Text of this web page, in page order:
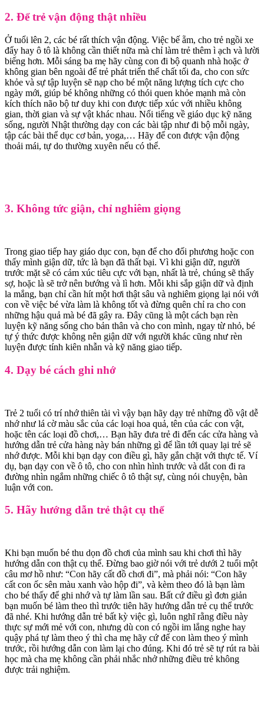
2. Để trẻ vận động thật nhiều
Ở tuổi lên 2, các bé rất thích vận động. Việc bế ẵm, cho trẻ ngồi xe
đẩy hay ô tô là không cần thiết nữa mà chỉ làm trẻ thêm ì ạch và lười
biếng hơn. Mỗi sáng ba mẹ hãy cùng con đi bộ quanh nhà hoặc ở
không gian bên ngoài để trẻ phát triển thể chất tối đa, cho con sức
khỏe và sự tập luyện sẽ nạp cho bé một năng lượng tích cực cho
ngày mới, giúp bé không những có thói quen khỏe mạnh mà còn
kích thích não bộ tư duy khi con được tiếp xúc với nhiều không
gian, thời gian và sự vật khác nhau. Nổi tiếng về giáo dục kỹ năng
sống, người Nhật thường dạy con các bài tập như đi bộ mỗi ngày,
tập các bài thể dục cơ bản, yoga,… Hãy để con được vận động
thoải mái, tự do thường xuyên nếu có thể.
3. Không tức giận, chỉ nghiêm giọng
Trong giao tiếp hay giáo dục con, bạn để cho đối phương hoặc con
thấy mình giận dữ, tức là bạn đã thất bại. Vì khi giận dữ, người
trước mặt sẽ có cảm xúc tiêu cực với bạn, nhất là trẻ, chúng sẽ thấy
sợ, hoặc là sẽ trở nên bướng và lì hơn. Mỗi khi sắp giận dữ và định
la mắng, bạn chỉ cần hít một hơi thật sâu và nghiêm giọng lại nói với
con về việc bé vừa làm là không tốt và đừng quên chỉ ra cho con
những hậu quả mà bé đã gây ra. Đây cũng là một cách bạn rèn
luyện kỹ năng sống cho bản thân và cho con mình, ngay từ nhỏ, bé
tự ý thức được không nên giận dữ với người khác cũng như rèn
luyện được tính kiên nhẫn và kỹ năng giao tiếp.
4. Dạy bé cách ghi nhớ
Trẻ 2 tuổi có trí nhớ thiên tài vì vậy bạn hãy dạy trẻ những đồ vật dễ
nhớ như lá cờ màu sắc của các loại hoa quả, tên của các con vật,
hoặc tên các loại đồ chơi,… Bạn hãy đưa trẻ đi đến các cửa hàng và
hướng dẫn trẻ cửa hàng này bán những gì để lần tới quay lại trẻ sẽ
nhớ được. Mỗi khi bạn dạy con điều gì, hãy gắn chặt với thực tế. Ví
dụ, bạn dạy con về ô tô, cho con nhìn hình trước và dắt con đi ra
đường nhìn ngắm những chiếc ô tô thật sự, cùng nói chuyện, bàn
luận với con.
5. Hãy hướng dẫn trẻ thật cụ thể
Khi bạn muốn bé thu dọn đồ chơi của mình sau khi chơi thì hãy
hướng dẫn con thật cụ thể. Đừng bao giờ nói với trẻ dưới 2 tuổi một
câu mơ hồ như: “Con hãy cất đồ chơi đi”, mà phải nói: “Con hãy
cất con ốc sên màu xanh vào hộp đi”, và kèm theo đó là bạn làm
cho bé thấy để ghi nhớ và tự làm lần sau. Bất cứ điều gì đơn giản
bạn muốn bé làm theo thì trước tiên hãy hướng dẫn trẻ cụ thể trước
đã nhé. Khi hướng dẫn trẻ bất kỳ việc gì, luôn nghĩ rằng điều này
thực sự mới mẻ với con, nhưng dù con có ngồi im lắng nghe hay
quậy phá tự làm theo ý thì cha mẹ hãy cứ để con làm theo ý mình
trước, rồi hướng dẫn con làm lại cho đúng. Khi đó trẻ sẽ tự rút ra bài
học mà cha mẹ không cần phải nhắc nhở những điều trẻ không
được trải nghiệm.